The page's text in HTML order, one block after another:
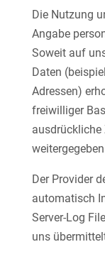
Die Nutzung
Angabe
Soweit auf
Daten
Adressen)
freiwilliger
Der Provider
automatisch
Server-Log
uns